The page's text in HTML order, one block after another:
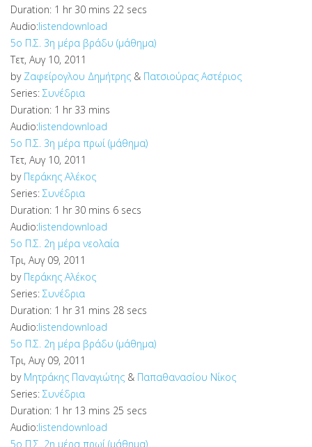
Duration: 1 hr 30 mins 22 secs
Audio:listendownload
5o Π.Σ. 3η μέρα βράδυ (μάθημα)
Τετ, Αυγ 10, 2011
by Ζαφείρογλου Δημήτρης & Πατσιούρας Αστέριος
Series: Συνέδρια
Duration: 1 hr 33 mins
Audio:listendownload
5o Π.Σ. 3η μέρα πρωί (μάθημα)
Τετ, Αυγ 10, 2011
by Περάκης Αλέκος
Series: Συνέδρια
Duration: 1 hr 30 mins 6 secs
Audio:listendownload
5o Π.Σ. 2η μέρα νεολαία
Τρι, Αυγ 09, 2011
by Περάκης Αλέκος
Series: Συνέδρια
Duration: 1 hr 31 mins 28 secs
Audio:listendownload
5o Π.Σ. 2η μέρα βράδυ (μάθημα)
Τρι, Αυγ 09, 2011
by Μητράκης Παναγιώτης & Παπαθανασίου Νίκος
Series: Συνέδρια
Duration: 1 hr 13 mins 25 secs
Audio:listendownload
5o Π.Σ. 2η μέρα πρωί (μάθημα)